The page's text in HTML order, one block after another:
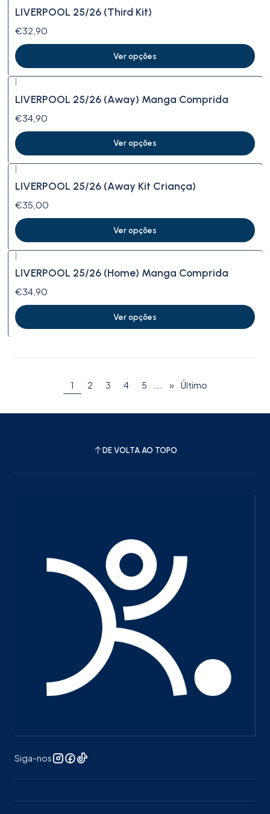
LIVERPOOL 25/26 (Third Kit)
€32,90
Ver opções
LIVERPOOL 25/26 (Away) Manga Comprida
€34,90
Ver opções
|
LIVERPOOL 25/26 (Away Kit Criança)
€35,00
Ver opções
LIVERPOOL 25/26 (Home) Manga Comprida
€34,90
Ver opções
1 2 3 4 5 ... » Último
DE VOLTA AO TOPO
Siga-nos